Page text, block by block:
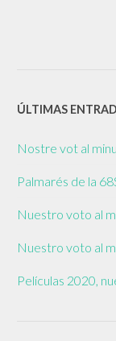
ÚLTIMAS
Nostre vot al
Palmarés de la
Nuestro voto al
Nuestro voto al
Películas 2020,